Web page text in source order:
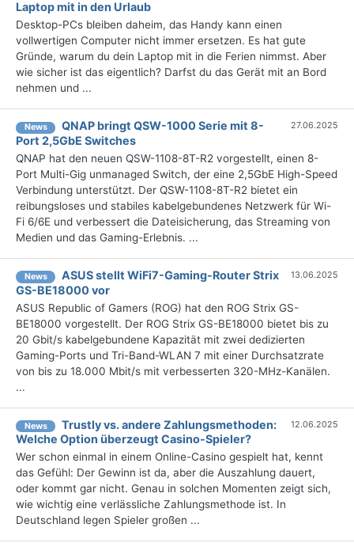
Laptop mit in den Urlaub
Desktop-PCs bleiben daheim, das Handy kann einen
vollwertigen Computer nicht immer ersetzen. Es hat gute
Gründe, warum du dein Laptop mit in die Ferien nimmst. Aber
wie sicher ist das eigentlich? Darfst du das Gerät mit an Bord
nehmen und ...
News
QNAP bringt QSW-1000 Serie mit 8-
Port 2,5GbE Switches
27.06.2025
QNAP hat den neuen QSW-1108-8T-R2 vorgestellt, einen 8-
Port Multi-Gig unmanaged Switch, der eine 2,5GbE High-Speed
Verbindung unterstützt. Der QSW-1108-8T-R2 bietet ein
reibungsloses und stabiles kabelgebundenes Netzwerk für Wi-
Fi 6/6E und verbessert die Dateisicherung, das Streaming von
Medien und das Gaming-Erlebnis. ...
News
ASUS stellt WiFi7-Gaming-Router Strix
GS-BE18000 vor
13.06.2025
ASUS Republic of Gamers (ROG) hat den ROG Strix GS-
BE18000 vorgestellt. Der ROG Strix GS-BE18000 bietet bis zu
20 Gbit/s kabelgebundene Kapazität mit zwei dedizierten
Gaming-Ports und Tri-Band-WLAN 7 mit einer Durchsatzrate
von bis zu 18.000 Mbit/s mit verbesserten 320-MHz-Kanälen.
...
News
Trustly vs. andere Zahlungsmethoden:
Welche Option überzeugt Casino-Spieler?
12.06.2025
Wer schon einmal in einem Online-Casino gespielt hat, kennt
das Gefühl: Der Gewinn ist da, aber die Auszahlung dauert,
oder kommt gar nicht. Genau in solchen Momenten zeigt sich,
wie wichtig eine verlässliche Zahlungsmethode ist. In
Deutschland legen Spieler großen ...